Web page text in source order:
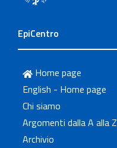
EpiCentro
Home page
English - Home page
Chi siamo
Argomenti dalla A alla Z
Archivio